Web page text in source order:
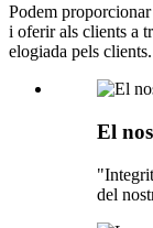
Podem
i oferir als clients a
elogiada pels clients.
El
del